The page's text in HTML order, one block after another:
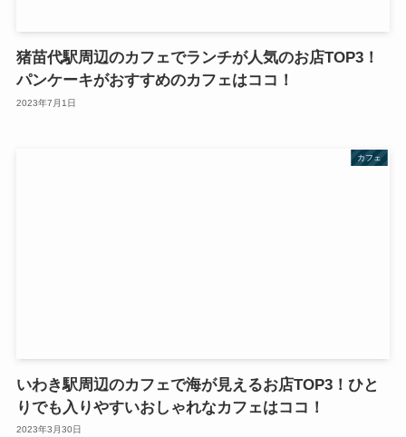
猪苗代駅周辺のカフェでランチが人気のお店TOP3！
パンケーキがおすすめのカフェはココ！
2023年7月1日
カフェ
いわき駅周辺のカフェで海が見えるお店TOP3！ひと
りでも入りやすいおしゃれなカフェはココ！
2023年3月30日